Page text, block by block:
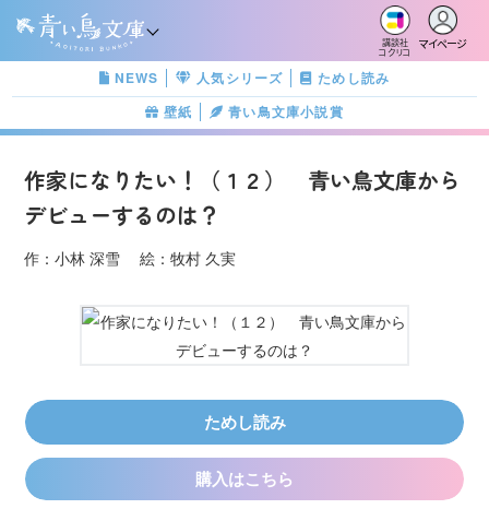
講談社
コクリコ
マイページ
NEWS 人気シリーズ
ためし読み
壁紙
青い鳥文庫小説賞
作家になりたい！（１２） 青い鳥文庫から
デビューするのは？
作：小林 深雪 絵：牧村 久実
ためし読み
購入はこちら